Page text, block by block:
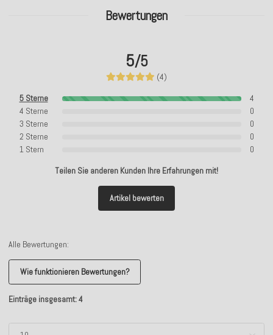
Bewertungen
5/5
(4)
5 Sterne
4
4 Sterne
0
3 Sterne
0
2 Sterne
0
1 Stern
0
Teilen Sie anderen Kunden Ihre Erfahrungen mit!
Artikel bewerten
Alle Bewertungen:
Wie funktionieren Bewertungen?
Einträge insgesamt: 4